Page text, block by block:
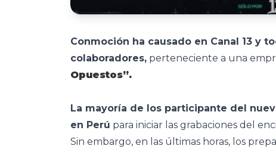
Conmoción ha causado en Canal 13 y
colaboradores, perteneciente a una
Opuestos”.
La mayoría de los participante del
en Perú para iniciar las grabaciones del
Sin embargo, en las últimas horas, los